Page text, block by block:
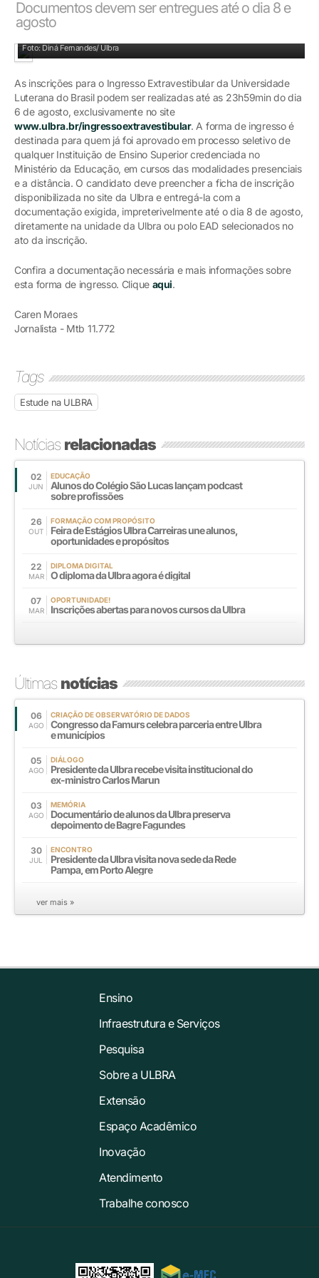
Documentos devem ser entregues até o dia 8 e
agosto
Foto: Diná Fernandes/ Ulbra
As inscrições para o Ingresso Extravestibular da Universidade
Luterana do Brasil podem ser realizadas até as 23h59min do dia
6 de agosto, exclusivamente no site
www.ulbra.br/ingressoextravestibular. A forma de ingresso é
destinada para quem já foi aprovado em processo seletivo de
qualquer Instituição de Ensino Superior credenciada no
Ministério da Educação, em cursos das modalidades presenciais
e a distância. O candidato deve preencher a ficha de inscrição
disponibilizada no site da Ulbra e entregá-la com a
documentação exigida, impreterivelmente até o dia 8 de agosto,
diretamente na unidade da Ulbra ou polo EAD selecionados no
ato da inscrição.
Confira a documentação necessária e mais informações sobre
esta forma de ingresso. Clique aqui.
Caren Moraes
Jornalista - Mtb 11.772
Tags
Estude na ULBRA
Notíciasrelacionadas
02
JUN
EDUCAÇÃO
Alunos do Colégio São Lucas lançam podcast
sobre profissões
26
OUT
FORMAÇÃO COM PROPÓSITO
Feira de Estágios Ulbra Carreiras une alunos,
oportunidades e propósitos
22
MAR
DIPLOMA DIGITAL
O diploma da Ulbra agora é digital
07
MAR
OPORTUNIDADE!
Inscrições abertas para novos cursos da Ulbra
Últimasnotícias
06
AGO
CRIAÇÃO DE OBSERVATÓRIO DE DADOS
Congresso da Famurs celebra parceria entre Ulbra
e municípios
05
AGO
DIÁLOGO
Presidente da Ulbra recebe visita institucional do
ex-ministro Carlos Marun
03
AGO
MEMÓRIA
Documentário de alunos da Ulbra preserva
depoimento de Bagre Fagundes
30
JUL
ENCONTRO
Presidente da Ulbra visita nova sede da Rede
Pampa, em Porto Alegre
ver mais »
Ensino
Infraestrutura e Serviços
Pesquisa
Sobre a ULBRA
Extensão
Espaço Acadêmico
Inovação
Atendimento
Trabalhe conosco